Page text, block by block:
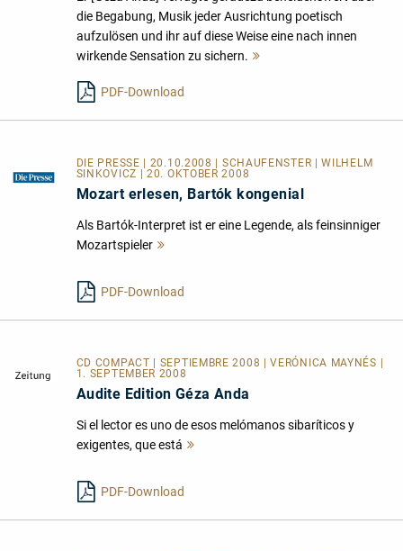
die Begabung, Musik jeder Ausrichtung poetisch
aufzulösen und ihr auf diese Weise eine nach innen
wirkende Sensation zu sichern.
PDF-Download
DIE PRESSE | 20.10.2008 | SCHAUFENSTER | WILHELM
SINKOVICZ | 20. OKTOBER 2008
Mozart erlesen, Bartók kongenial
Als Bartók-Interpret ist er eine Legende, als feinsinniger
Mozartspieler
PDF-Download
CD COMPACT | SEPTIEMBRE 2008 | VERÓNICA MAYNÉS |
1. SEPTEMBER 2008
Audite Edition Géza Anda
Si el lector es uno de esos melómanos sibaríticos y
exigentes, que está
PDF-Download